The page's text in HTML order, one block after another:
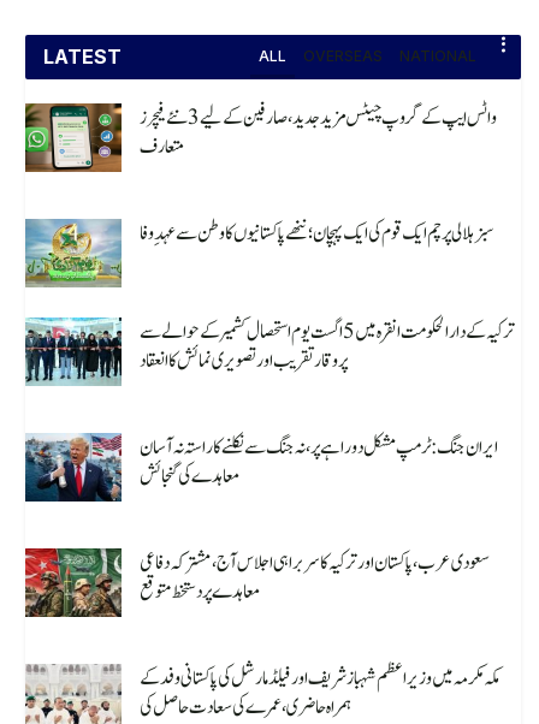
LATEST ALL OVERSEAS NATIONAL
واٹس ایپ کے گروپ چیٹس مزید جدید، صارفین کے لیے 3 نئے فیچرز
متعارف
سبز ہلالی پرچم ایک قوم کی ایک پہچان؛ ننھے پاکستانیوں کا وطن سے عہدِ وفا
ترکیہ کے دارالحکومت انقرہ میں 5 اگست یوم استحصال کشمیر کے حوالے سے
پروقار تقریب اور تصویری نمائش کا انعقاد
ایران جنگ: ٹرمپ مشکل دوراہے پر، نہ جنگ سے نکلنے کا راستہ نہ آسان
معاہدے کی گنجائش
سعودی عرب، پاکستان اور ترکیہ کا سربراہی اجلاس آج، مشترکہ دفاعی
معاہدے پر دستخط متوقع
مکہ مکرمہ میں وزیراعظم شہباز شریف اور فیلڈ مارشل کی پاکستانی وفد کے
ہمراہ حاضری، عمرے کی سعادت حاصل کی